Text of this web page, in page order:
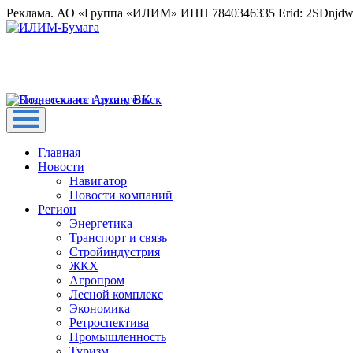
Реклама. АО «Группа «ИЛИМ» ИНН 7840346335 Erid:
Главная
Новости
Навигатор
Новости компаний
Регион
Энергетика
Транспорт и связь
Стройиндустрия
ЖКХ
Агропром
Лесной комплекс
Экономика
Ретроспектива
Промышленность